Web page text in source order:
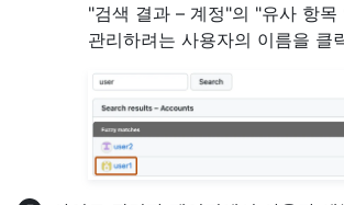
"검색 결과 – 계정"의 "유사 항목
관리하려는 사용자의 이름을 클